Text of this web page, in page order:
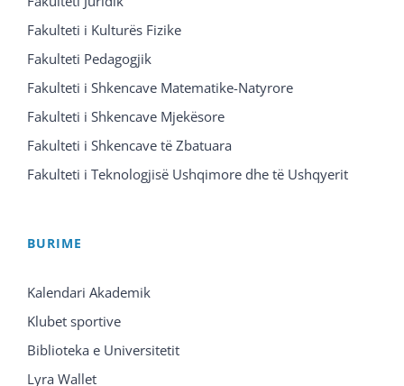
Fakulteti i Kulturës Fizike
Fakulteti Pedagogjik
Fakulteti i Shkencave Matematike-Natyrore
Fakulteti i Shkencave Mjekësore
Fakulteti i Shkencave të Zbatuara
Fakulteti i Teknologjisë Ushqimore dhe të Ushqyerit
BURIME
Kalendari Akademik
Klubet sportive
Biblioteka e Universitetit
Lyra Wallet